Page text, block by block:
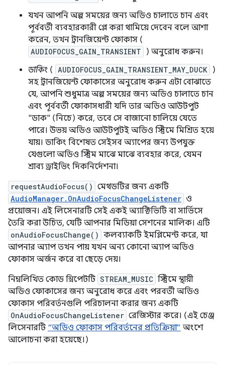
যখন আপনি অল্প সময়ের জন্য অডিও চালাতে চান এবং
পূর্ববর্তী ব্যবহারকারী প্লে করা থামিয়ে দেবেন বলে আশা
করেন, তখন ট্রানজিয়েন্ট ফোকাস (
AUDIOFOCUS_GAIN_TRANSIENT
) অনুরোধ করুন।
ডাকিং ( AUDIOFOCUS_GAIN_TRANSIENT_MAY_DUCK )
সহ ট্রানজিয়েন্ট ফোকাসের অনুরোধ করুন এটা বোঝাতে
যে, আপনি শুধুমাত্র অল্প সময়ের জন্য অডিও চালাতে চান
এবং পূর্ববর্তী ফোকাসধারী যদি তার অডিও আউটপুট
"ডাক" (নিচে) করে, তবে সে বাজানো চালিয়ে যেতে
পারে। উভয় অডিও আউটপুটই অডিও স্ট্রিমে মিশ্রিত হয়ে
যায়। ডাকিং বিশেষত সেইসব অ্যাপের জন্য উপযুক্ত
যেগুলো অডিও স্ট্রিম মাঝে মাঝে ব্যবহার করে, যেমন
শ্রাব্য ড্রাইভিং দিকনির্দেশনা।
requestAudioFocus() মেথডটির জন্য একটি
AudioManager.OnAudioFocusChangeListener ও
প্রয়োজন। এই লিসেনারটি সেই একই অ্যাক্টিভিটি বা সার্ভিসে
তৈরি করা উচিত, যেটি আপনার মিডিয়া সেশনের মালিক। এটি
onAudioFocusChange() কলব্যাকটি ইমপ্লিমেন্ট করে, যা
আপনার অ্যাপ তখন পায় যখন অন্য কোনো অ্যাপ অডিও
ফোকাস অর্জন করে বা ছেড়ে দেয়।
নিম্নলিখিত কোড স্নিপেটটি STREAM_MUSIC স্ট্রিমে স্থায়ী
অডিও ফোকাসের জন্য অনুরোধ করে এবং পরবর্তী অডিও
ফোকাস পরিবর্তনগুলি পরিচালনা করার জন্য একটি
OnAudioFocusChangeListener রেজিস্টার করে। (এই চেঞ্জ
লিসেনারটি “অডিও ফোকাস পরিবর্তনের প্রতিক্রিয়া” অংশে
আলোচনা করা হয়েছে।)